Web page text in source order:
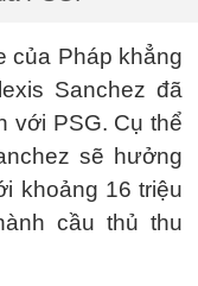
của Pháp khẳng
Sanchez đã
với PSG. Cụ thể
sẽ hưởng
khoảng 16 triệu
cầu thủ thu